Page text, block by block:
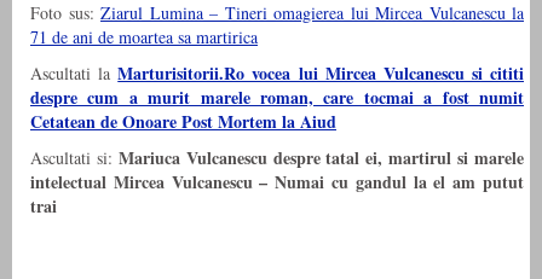
Foto sus: Ziarul Lumina – Tineri omagierea lui Mircea Vulcanescu la
71 de ani de moartea sa martirica
Ascultati laMarturisitorii.Ro vocea lui Mircea Vulcanescu si cititi
despre cum a murit marele roman, care tocmai a fost numit
Cetatean de Onoare Post Mortem la Aiud
Ascultati si: Mariuca Vulcanescu despre tatal ei, martirul si marele
intelectual Mircea Vulcanescu – Numai cu gandul la el am putut
trai